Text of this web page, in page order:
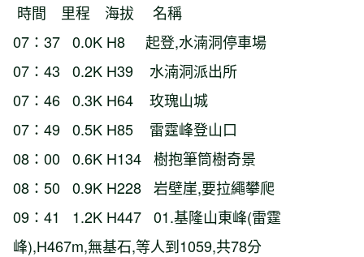
時間 里程 海拔 名稱
07：37 0.0K H8 起登,水湳洞停車場
07：43 0.2K H39 水湳洞派出所
07：46 0.3K H64 玫瑰山城
07：49 0.5K H85 雷霆峰登山口
08：00 0.6K H134 樹抱筆筒樹奇景
08：50 0.9K H228 岩壁崖,要拉繩攀爬
09：41 1.2K H447 01.基隆山東峰(雷霆
峰),H467m,無基石,等人到1059,共78分